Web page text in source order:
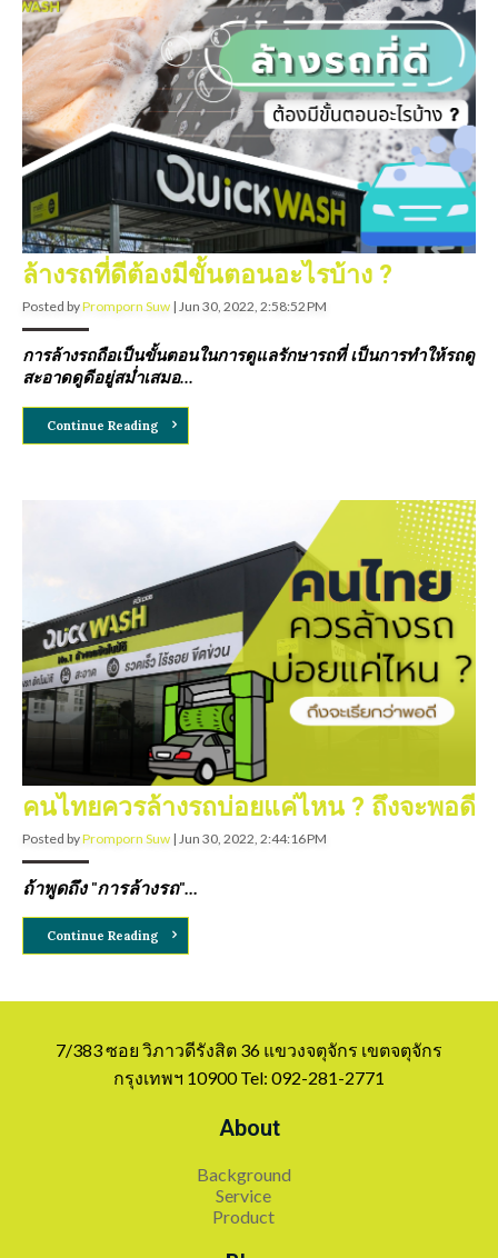
ล้างรถที่ดีต้องมีขั้นตอนอะไรบ้าง ?
Posted byPromporn Suw | Jun 30, 2022, 2:58:52 PM
การล้างรถถือเป็นขั้นตอนในการดูแลรักษารถที่ เป็นการทำให้รถดู
สะอาดดูดีอยู่สม่ำเสมอ...
Continue Reading
คนไทยควรล้างรถบ่อยแค่ไหน ? ถึงจะพอดี
Posted byPromporn Suw | Jun 30, 2022, 2:44:16 PM
ถ้าพูดถึง "การล้างรถ"...
Continue Reading
7/383 ซอย วิภาวดีรังสิต 36 แขวงจตุจักร เขตจตุจักร
กรุงเทพฯ 10900 Tel: 092-281-2771
About
Background
Service
Product